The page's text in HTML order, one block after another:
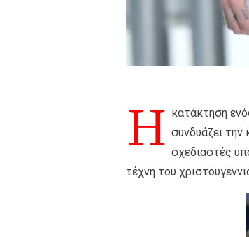
H κατάκτηση
συνδυάζει
σχεδιαστές
τέχνη του